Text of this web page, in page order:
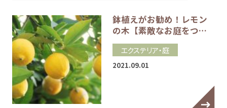
鉢植えがお勧め！レモン
の木【素敵なお庭をつ…
エクステリア・庭
2021.09.01